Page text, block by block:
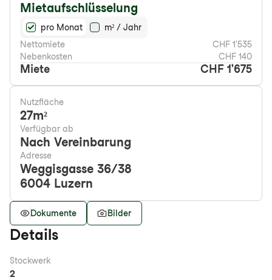
Mietaufschlüsselung
pro Monat
m² / Jahr
Nettomiete
CHF 1'535
Nebenkosten
CHF 140
Miete CHF 1'675
Nutzfläche
27m²
Verfügbar ab
Nach Vereinbarung
Adresse
Weggisgasse 36/38
6004 Luzern
Dokumente Bilder
Details
Stockwerk
2